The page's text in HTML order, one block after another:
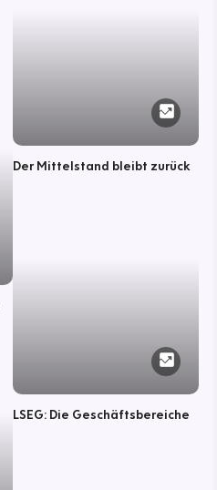
Der Mittelstand bleibt zurück
LSEG: Die Geschäftsbereiche